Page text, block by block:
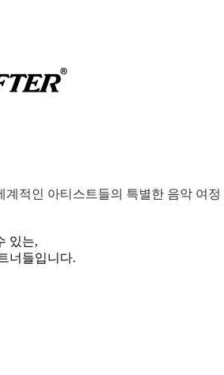
계적인 아티스트들의 특별한 음악 여정
있는,
너들입니다.